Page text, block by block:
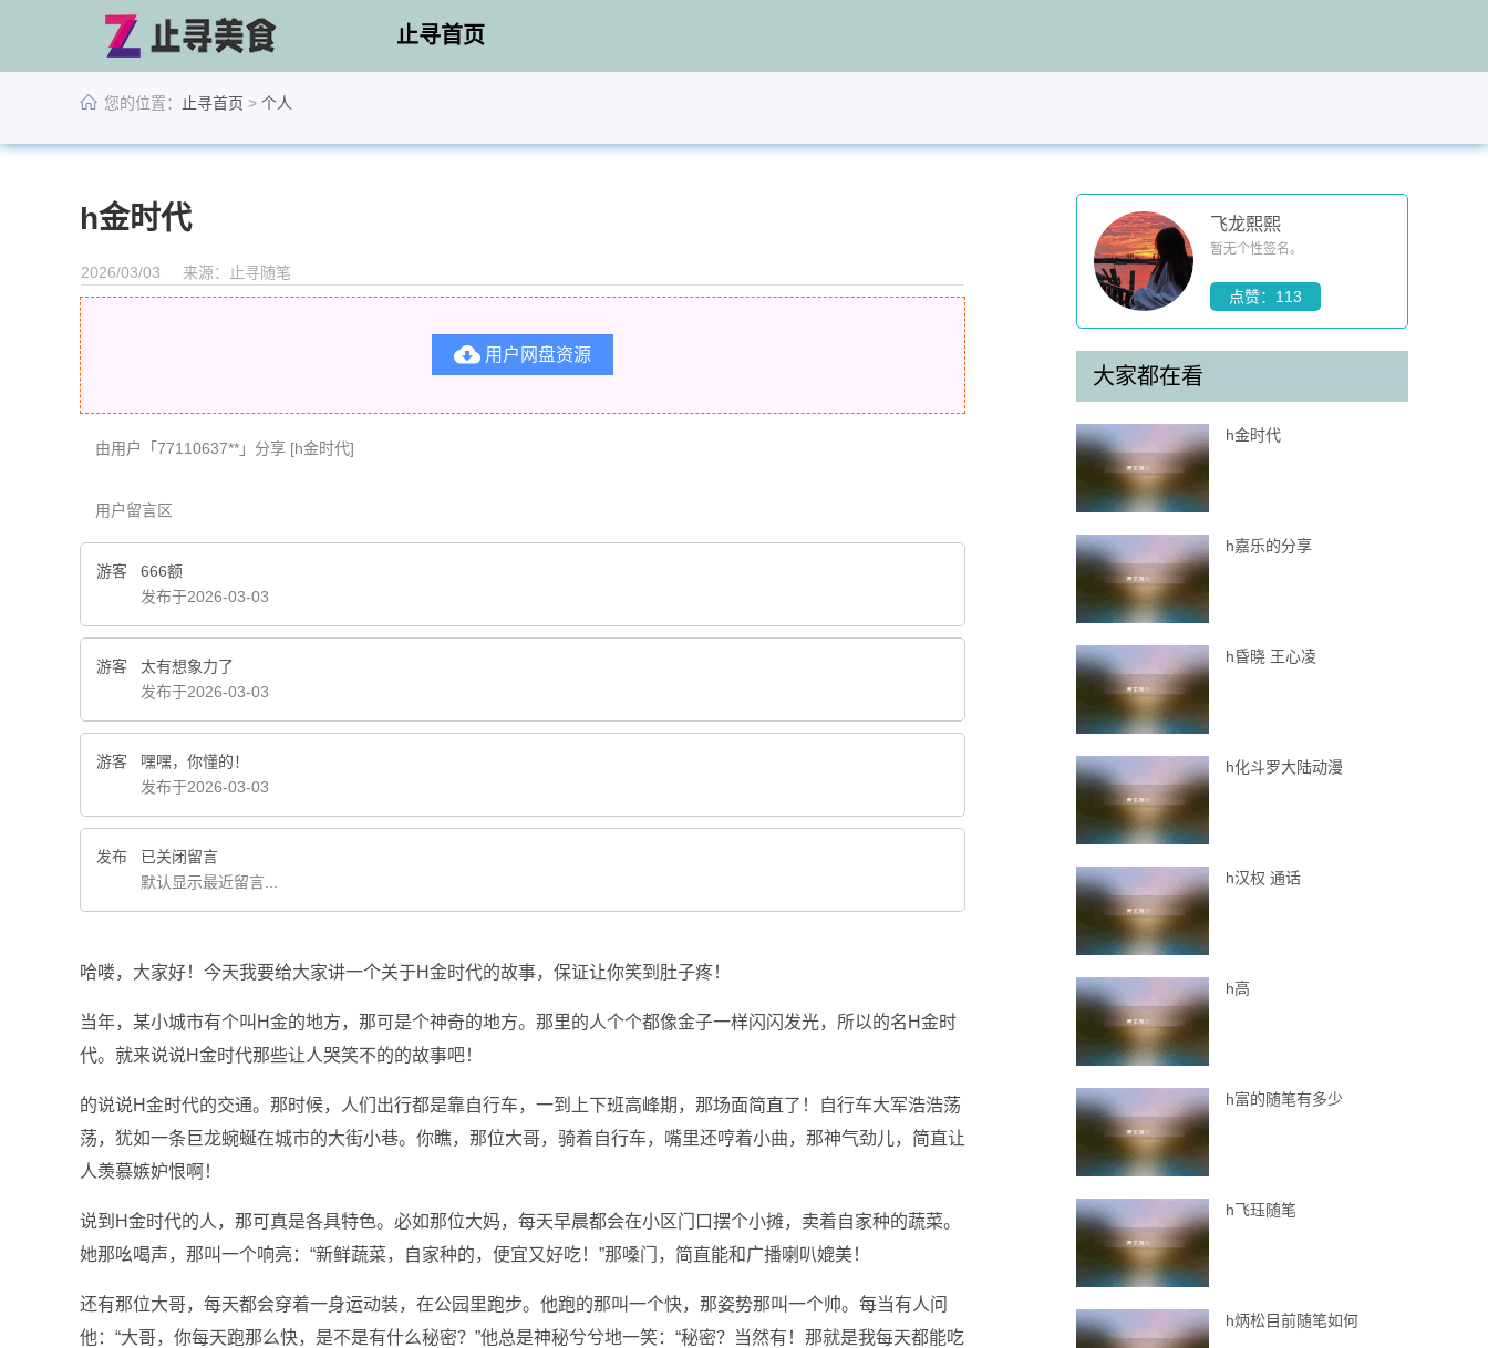
止寻首页
您的位置： 止寻首页 > 个人
h金时代
2026/03/03 来源：止寻随笔
 用户网盘资源
由用户「77110637**」分享 [h金时代]
用户留言区
游客
666额
发布于2026-03-03
游客
太有想象力了
发布于2026-03-03
游客
嘿嘿，你懂的！
发布于2026-03-03
发布
已关闭留言
默认显示最近留言...
哈喽，大家好！今天我要给大家讲一个关于H金时代的故事，保证让你笑到肚子疼！
当年，某小城市有个叫H金的地方，那可是个神奇的地方。那里的人个个都像金子一样闪闪发光，所以的名H金时
代。就来说说H金时代那些让人哭笑不的的故事吧！
的说说H金时代的交通。那时候，人们出行都是靠自行车，一到上下班高峰期，那场面简直了！自行车大军浩浩荡
荡，犹如一条巨龙蜿蜒在城市的大街小巷。你瞧，那位大哥，骑着自行车，嘴里还哼着小曲，那神气劲儿，简直让
人羡慕嫉妒恨啊！
说到H金时代的人，那可真是各具特色。必如那位大妈，每天早晨都会在小区门口摆个小摊，卖着自家种的蔬菜。
她那吆喝声，那叫一个响亮：“新鲜蔬菜，自家种的，便宜又好吃！”那嗓门，简直能和广播喇叭媲美！
还有那位大哥，每天都会穿着一身运动装，在公园里跑步。他跑的那叫一个快，那姿势那叫一个帅。每当有人问
他：“大哥，你每天跑那么快，是不是有什么秘密？”他总是神秘兮兮地一笑：“秘密？当然有！那就是我每天都能吃
飞龙熙熙
暂无个性签名。
点赞：113
大家都在看
h金时代
h嘉乐的分享
h昏晓 王心凌
h化斗罗大陆动漫
h汉权 通话
h高
h富的随笔有多少
h飞珏随笔
h炳松目前随笔如何